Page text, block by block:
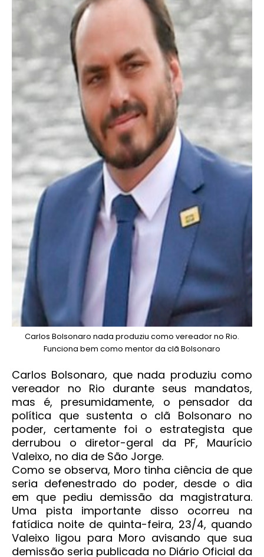
Carlos Bolsonaro nada produziu como vereador no Rio.
Funciona bem como mentor da clã Bolsonaro
Carlos Bolsonaro, que nada produziu como
vereador no Rio durante seus mandatos,
mas é, presumidamente, o pensador da
política que sustenta o clã Bolsonaro no
poder, certamente foi o estrategista que
derrubou o diretor-geral da PF, Maurício
Valeixo, no dia de São Jorge.
Como se observa, Moro tinha ciência de que
seria defenestrado do poder, desde o dia
em que pediu demissão da magistratura.
Uma pista importante disso ocorreu na
fatídica noite de quinta-feira, 23/4, quando
Valeixo ligou para Moro avisando que sua
demissão seria publicada no Diário Oficial da